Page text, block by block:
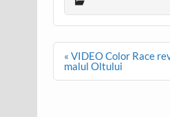
Post
navigation
« VIDEO Color Race
malul Oltului